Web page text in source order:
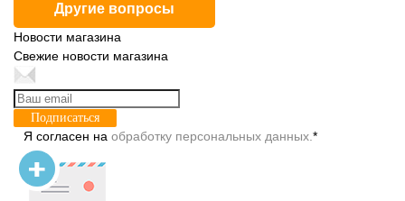
Другие вопросы
Новости магазина
Свежие новости магазина
Подписаться
Я согласен на обработку персональных данных. *